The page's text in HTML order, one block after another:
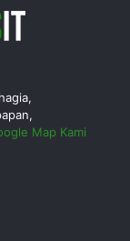
Map Kami